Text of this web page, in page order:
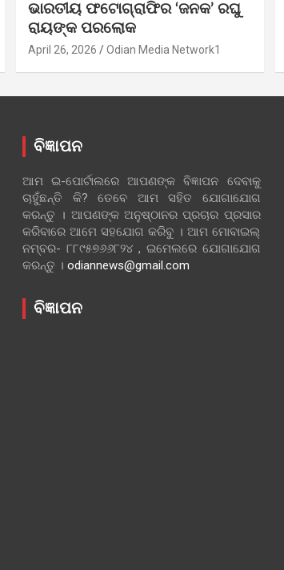
ଭାରତୀୟ ଫଟୋଗ୍ରାଫିର ‘ଜନକ’ ରଘୁ
ରାୟଙ୍କ ପରଲୋକ
April 26, 2026 Odian Media Network1
ବିଜ୍ଞାପନ
ଆମ ଇ-ପୋର୍ଟାଲରେ ଆପଣଙ୍କ ବିଜ୍ଞାପନ ଦେବାକୁ
ଚାହୁଁଛନ୍ତି କି? ତେବେ ଆମ ସହିତ ଯୋଗାଯୋଗ
କରନ୍ତୁ । ଆପଣଙ୍କ ଅନୁଷ୍ଠାନର ପ୍ରଚାର ପ୍ରସାର
କରିବାରେ ଆମେ ସହଯୋଗ କରିବୁ । ଆମ ମୋବାଇଲ୍
ନମ୍ବର- ୮୮୯୫୭୬୬୮୨୪ , ଇମେଲରେ ଯୋଗାଯୋଗ
କରନ୍ତୁ । odiannews@gmail.com
ବିଜ୍ଞାପନ